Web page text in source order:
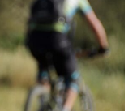
נביעות המספקות מים
מגוון גדול של בעלי חיים
בכיוון המסומן - עם כיוון
יוצא מהחורש ובפיצול